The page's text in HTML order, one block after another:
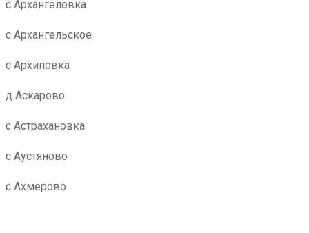
с Архангеловка
с Архангельское
с Архиповка
д Аскарово
с Астрахановка
с Аустяново
с Ахмерово